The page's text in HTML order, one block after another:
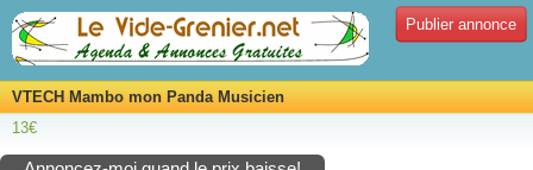
Publier annonce
VTECH Mambo mon Panda Musicien
13€